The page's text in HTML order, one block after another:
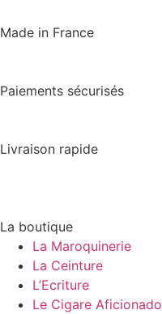
Made in France
Paiements sécurisés
Livraison rapide
La boutique
La Maroquinerie
La Ceinture
L’Ecriture
Le Cigare Aficionado